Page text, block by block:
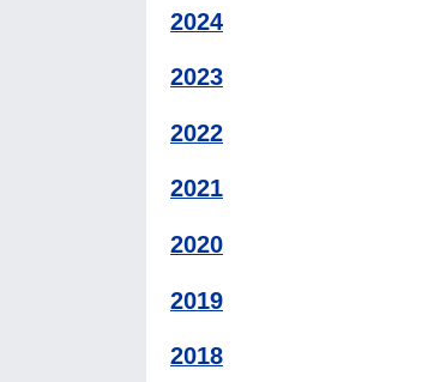
2024
2023
2022
2021
2020
2019
2018